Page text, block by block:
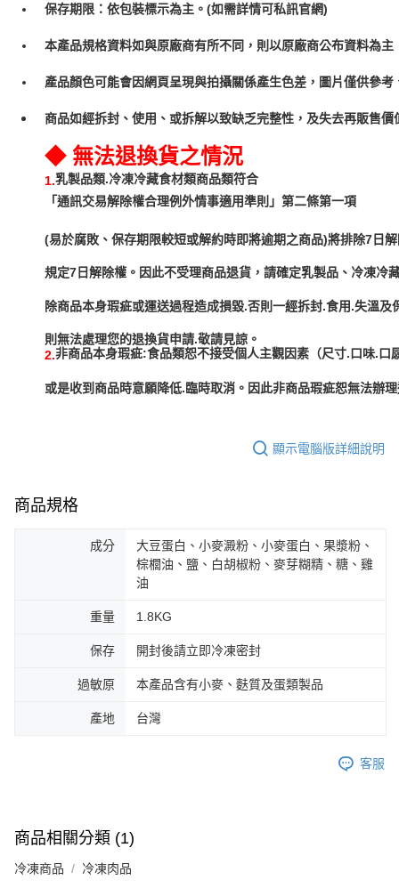
保存期限：依包裝標示為主。(如需詳情可私訊官網)
本產品規格資料如與原廠商有所不同，則以原廠商公布資料為主
產品顏色可能會因網頁呈現與拍攝關係產生色差，圖片僅供參
商品如經拆封、使用、或拆解以致缺乏完整性，及失去再販售
◆ 無法退換貨之情況
1.乳製品類.冷凍冷藏食材類商品類符合
「通訊交易解除權合理例外情事適用準則」第二條第一項
(易於腐敗、保存期限較短或解約時即將逾期之商品)將排除7日
規定7日解除權。因此不受理商品退貨，請確定乳製品、冷凍冷
除商品本身瑕疵或運送過程造成損毀.否則一經拆封.食用.失溫及
2.非商品本身瑕疵:食品類恕不接受個人主觀因素（尺寸.口味.口
或是收到商品時意願降低.臨時取消。因此非商品瑕疵恕無法辦
顯示電腦版詳細說明
商品規格
成分
大豆蛋白、小麥澱粉、小麥蛋白、果漿粉、
棕櫚油、鹽、白胡椒粉、麥芽糊精、糖、雞
油
重量 1.8KG
保存 開封後請立即冷凍密封
過敏原 本產品含有小麥、麩質及蛋類製品
產地 台灣
客服
商品相關分類 (1)
冷凍商品 冷凍肉品